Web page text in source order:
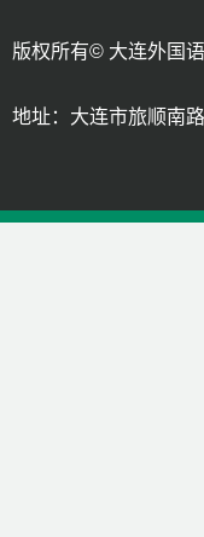
版权所有© 大连外
地址：大连市旅顺南